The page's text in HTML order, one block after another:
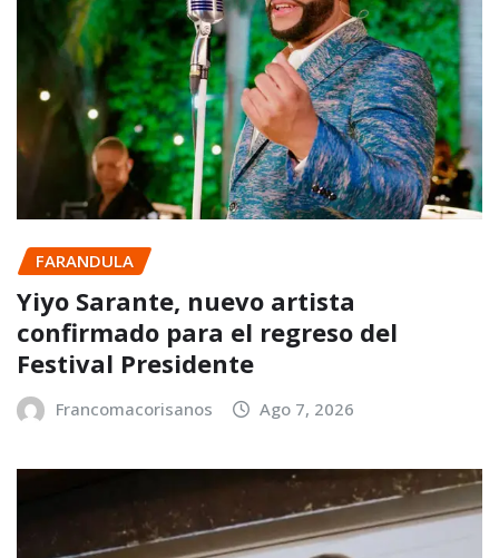
FARANDULA
Yiyo Sarante, nuevo artista
confirmado para el regreso del
Festival Presidente
Francomacorisanos Ago 7, 2026